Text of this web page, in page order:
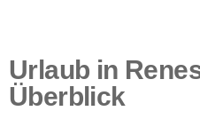
Urlaub in
Überblick